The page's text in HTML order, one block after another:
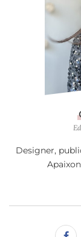
Designer,